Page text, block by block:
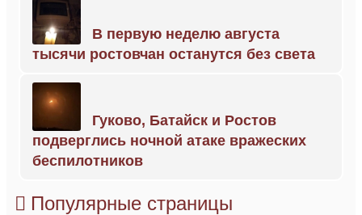
В первую неделю августа
тысячи ростовчан останутся без света
Гуково, Батайск и Ростов
подверглись ночной атаке вражеских
беспилотников
Популярные страницы